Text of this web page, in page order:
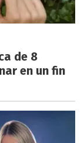
de 8
en un fin